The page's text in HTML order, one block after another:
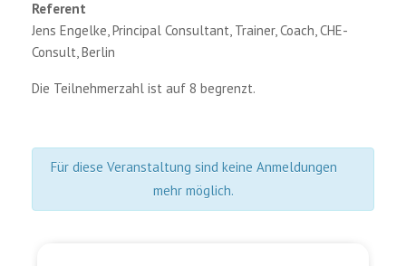
Referent
Jens Engelke, Principal Consultant, Trainer, Coach, CHE-
Consult, Berlin
Die Teilnehmerzahl ist auf 8 begrenzt.
Für diese Veranstaltung sind keine Anmeldungen
mehr möglich.